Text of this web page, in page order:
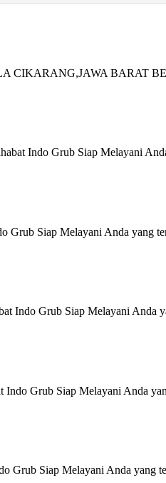
CIKARANG,JAWA BARAT
Indo Grub Siap Melayani
Grub Siap Melayani Anda yang
Indo Grub Siap Melayani Anda
Indo Grub Siap Melayani Anda
Grub Siap Melayani Anda yang